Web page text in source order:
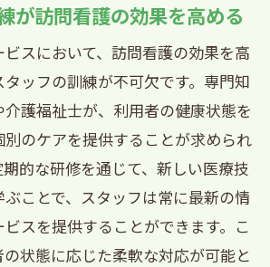
ざしたサービス提供の利点
がもたらす家族の安心感
改善とその効果
ビスと訪問看護の相乗効果
躍する西宮市のデイサービス選
を活用した施設選びの基準
評判を活かした選択法
が訪問看護の効果を高める
スにおいて、訪問看護の効果を高
ッフの訓練が不可欠です。専門知
護福祉士が、利用者の健康状態を
のケアを提供することが求められ
的な研修を通じて、新しい医療技
ことで、スタッフは常に最新の情
スを提供することができます。こ
状態に応じた柔軟な対応が可能と